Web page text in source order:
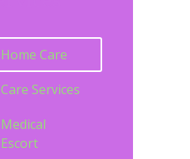
Home Care
Care Services
Medical
Escort